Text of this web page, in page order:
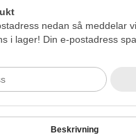
nedan så meddelar
i lager! Din e-postadress
Beskrivning